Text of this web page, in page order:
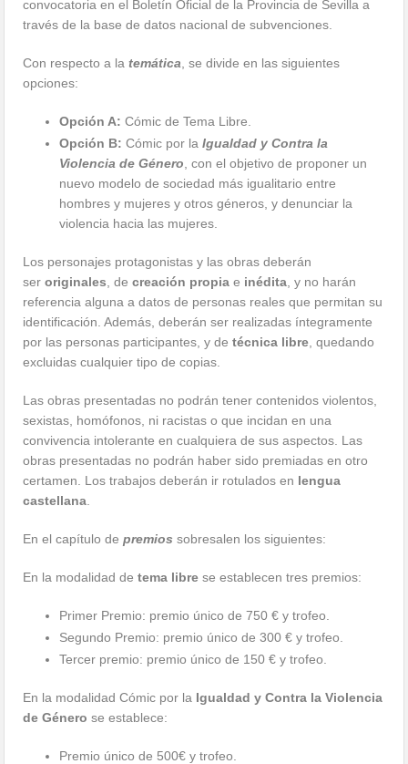
convocatoria en el Boletín Oficial de la Provincia de Sevilla a
través de la base de datos nacional de subvenciones.
Con respecto a latemática , se divide en las siguientes
opciones:
Opción A: Cómic de Tema Libre.
Opción B: Cómic por laIgualdad y Contra la
Violencia de Género , con el objetivo de proponer un
nuevo modelo de sociedad más igualitario entre
hombres y mujeres y otros géneros, y denunciar la
violencia hacia las mujeres.
Los personajes protagonistas y las obras deberán
seroriginales , decreación propia e inédita , y no harán
referencia alguna a datos de personas reales que permitan su
identificación. Además, deberán ser realizadas íntegramente
por las personas participantes, y detécnica libre , quedando
excluidas cualquier tipo de copias.
Las obras presentadas no podrán tener contenidos violentos,
sexistas, homófonos, ni racistas o que incidan en una
convivencia intolerante en cualquiera de sus aspectos. Las
obras presentadas no podrán haber sido premiadas en otro
certamen. Los trabajos deberán ir rotulados en lengua
castellana
En el capítulo depremios sobresalen los siguientes:
En la modalidad detema libre se establecen tres premios:
Primer Premio: premio único de 750 € y trofeo.
Segundo Premio: premio único de 300 € y trofeo.
Tercer premio: premio único de 150 € y trofeo.
En la modalidad Cómic por la Igualdad y Contra la Violencia
de Génerose establece:
Premio único de 500€ y trofeo.